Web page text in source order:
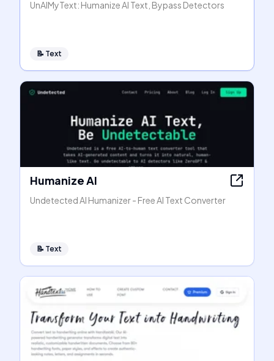
UnAIMyText: Humanize AI Text, Bypass Detectors
📝 Text
Humanize AI
Undetected AI Humanizer - Free AI Text Converter
📝 Text